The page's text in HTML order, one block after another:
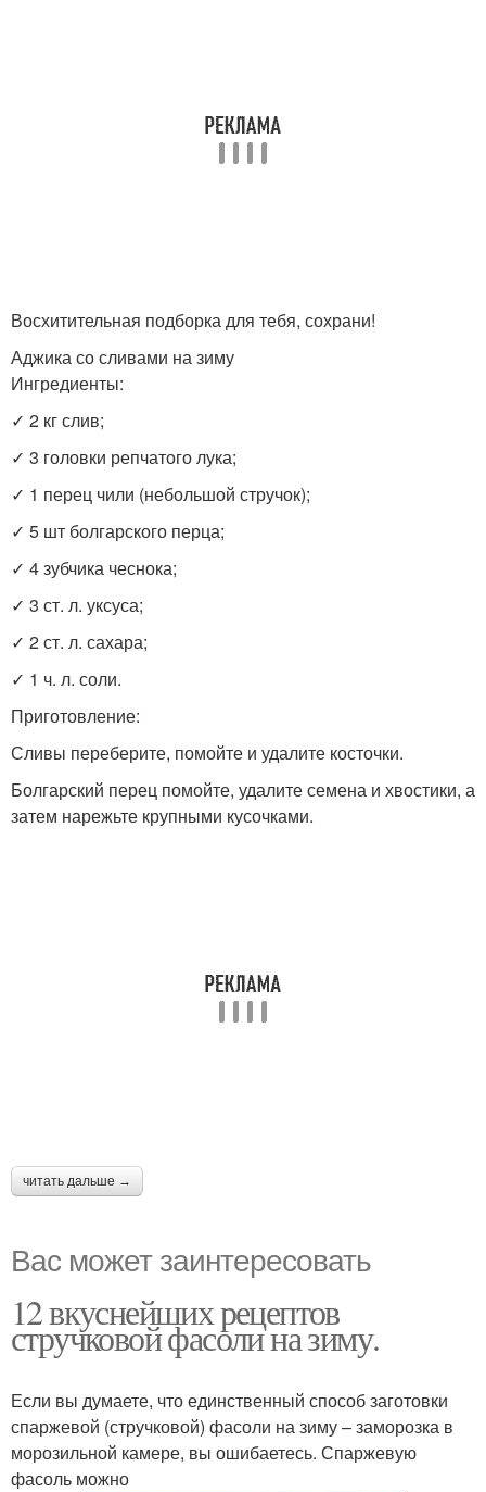
Восхитительная подборка для тебя, сохрани!
Аджика со сливами на зиму
Ингредиенты:
✓ 2 кг слив;
✓ 3 головки репчатого лука;
✓ 1 перец чили (небольшой стручок);
✓ 5 шт болгарского перца;
✓ 4 зубчика чеснока;
✓ 3 ст. л. уксуса;
✓ 2 ст. л. сахара;
✓ 1 ч. л. соли.
Приготовление:
Сливы переберите, помойте и удалите косточки.
Болгарский перец помойте, удалите семена и хвостики, а
затем нарежьте крупными кусочками.
читать дальше →
Вас может заинтересовать
12 вкуснейших рецептов
стручковой фасоли на зиму.
Если вы думаете, что единственный способ заготовки
спаржевой (стручковой) фасоли на зиму – заморозка в
морозильной камере, вы ошибаетесь. Спаржевую
фасоль можно